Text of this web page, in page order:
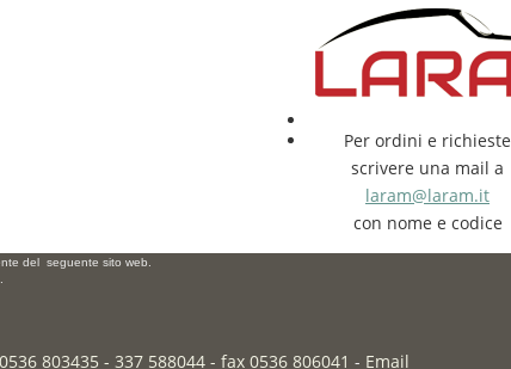
Per ordini e richieste
scrivere una mail a
laram@laram.it
con nome e codice
del seguente sito web.
803435 - 337 588044 - fax 0536 806041 - Email